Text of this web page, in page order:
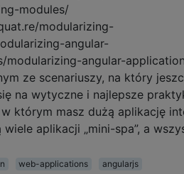
modules/
modularizing-
angular-
modularizing-angular-
ze scenariuszy, na który
na wytyczne i najlepsze
którym masz dużą aplikację
wiele aplikacji „mini-spa”, a
web-applications angularjs